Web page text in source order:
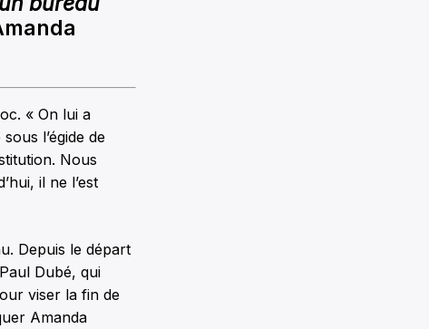
« On lui a
l’égide de
Nous
il ne l’est
Depuis le départ
Dubé, qui
viser la fin de
Amanda